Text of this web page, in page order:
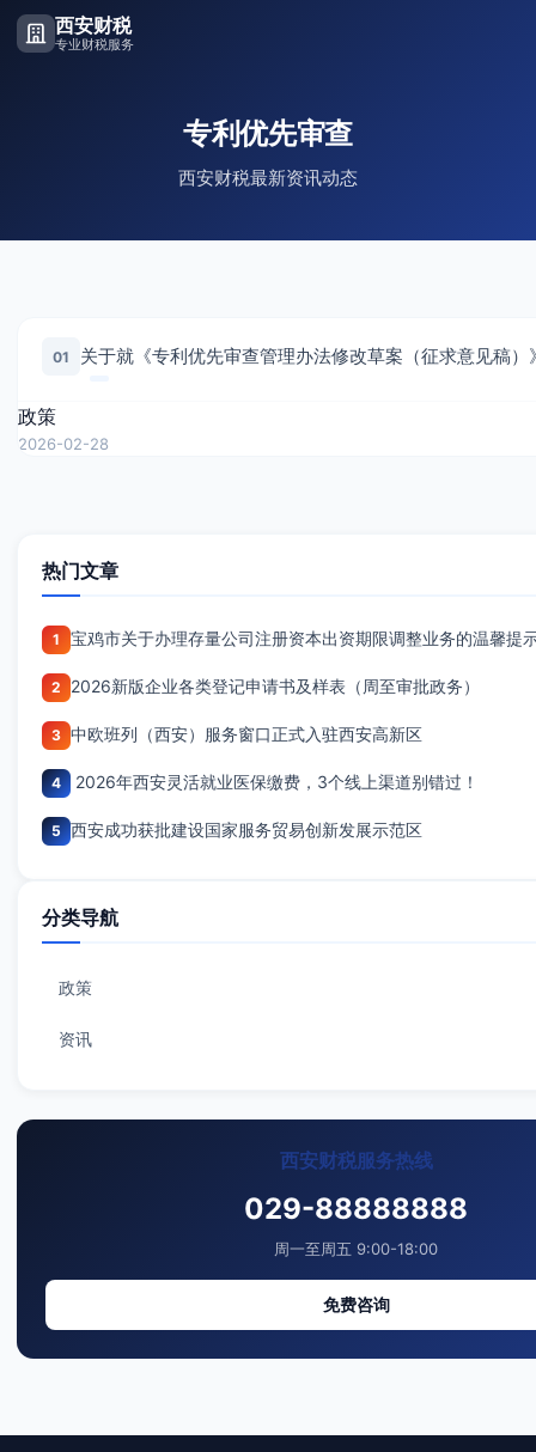
西安财税
专业财税服务
专利优先审查
西安财税最新资讯动态
01
政策
2026-02-28
热门文章
1 宝鸡市关于办理存量公司注册资本出资期限调整业务的温馨提
2 2026新版企业各类登记申请书及样表（周至审批政务）
3 中欧班列（西安）服务窗口正式入驻西安高新区
4 2026年西安灵活就业医保缴费，3个线上渠道别错过！
5 西安成功获批建设国家服务贸易创新发展示范区
分类导航
政策
资讯
西安财税服务热线
029-88888888
周一至周五 9:00-18:00
免费咨询